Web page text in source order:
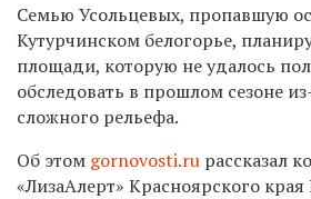
Семью Усольцевых, пропавшую
Кутурчинском белогорье,
площади, которую не удалось
обследовать в прошлом сезоне
сложного рельефа.
Об этом gornovosti.ru рассказал
«ЛизаАлерт» Красноярского